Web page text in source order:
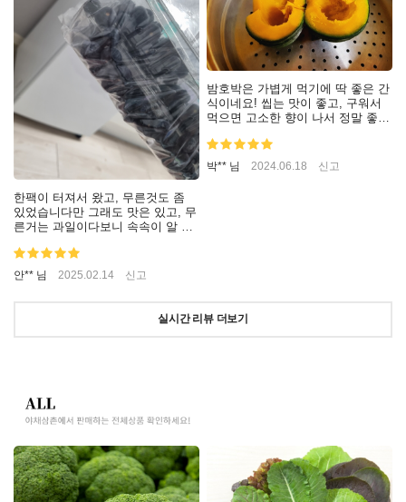
한팩이 터져서 왔고, 무른것도 좀
있었습니다만 그래도 맛은 있고, 무
른거는 과일이다보니 속속이 알 수
ㅎㅎ 맛도 있고 좋습니다!
안** 님 2025.02.14 신고
밤호박은 가볍게 먹기에 딱 좋은 간
식이네요! 씹는 맛이 좋고, 구워서
먹으면 고소한 향이 나서 정말 좋아
은 거 같아요ㅎㅎ! 간편하게 챙겨
먹기에도 편리하고 좋습니다!
박** 님 2024.06.18 신고
실시간 리뷰 더보기